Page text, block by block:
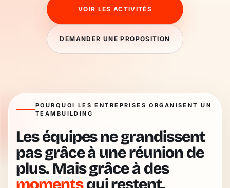
VOIR LES ACTIVITÉS
DEMANDER UNE PROPOSITION
POURQUOI LES ENTREPRISES ORGANISENT UN
TEAMBUILDING
Les équipes ne grandissent
pas grâce à une réunion de
plus. Mais grâce à des